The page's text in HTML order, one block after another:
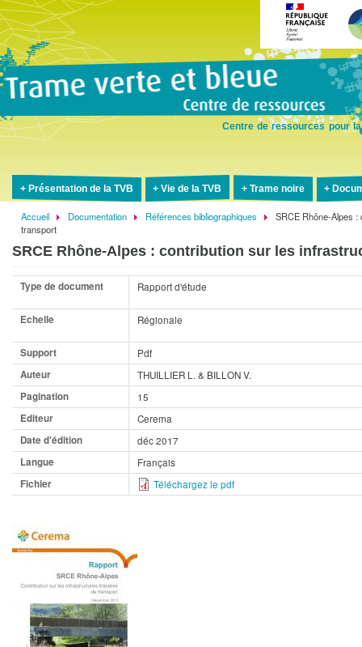
Centre de ressources pour
Présentation de la TVB Vie de la TVB Trame noire
Fil
d'Ariane
Accueil Documentation Références bibliographiques
SRCE Rhône-Alpes
transport
SRCE Rhône-Alpes : contribution sur les
Type de document Rapport d'étude
Echelle Régionale
Support
Pdf
Auteur
THUILLIER L. & BILLON V.
Pagination
15
Editeur
Cerema
Date d'édition
déc 2017
Langue
Français
Fichier
Téléchargez le pdf